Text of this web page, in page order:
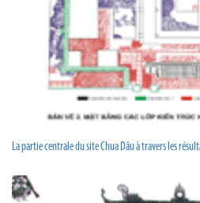
La partie centrale du site Chua Dâu à travers les